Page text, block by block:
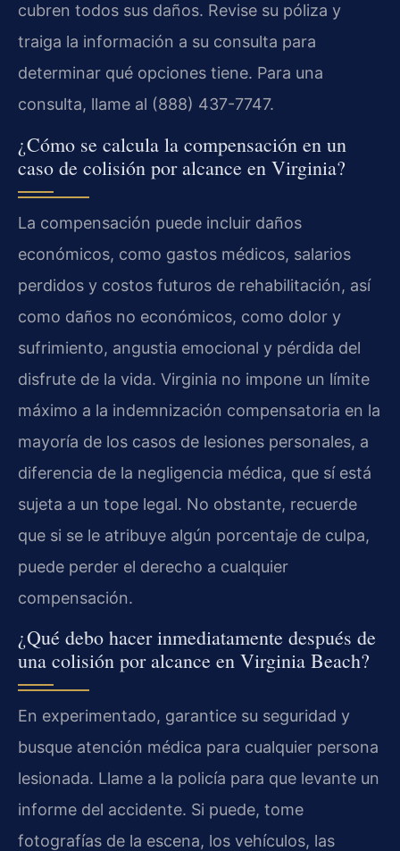
cubren todos sus daños. Revise su póliza y
traiga la información a su consulta para
determinar qué opciones tiene. Para una
consulta, llame al (888) 437-7747.
¿Cómo se calcula la compensación en un
caso de colisión por alcance en Virginia?
La compensación puede incluir daños
económicos, como gastos médicos, salarios
perdidos y costos futuros de rehabilitación, así
como daños no económicos, como dolor y
sufrimiento, angustia emocional y pérdida del
disfrute de la vida. Virginia no impone un límite
máximo a la indemnización compensatoria en la
mayoría de los casos de lesiones personales, a
diferencia de la negligencia médica, que sí está
sujeta a un tope legal. No obstante, recuerde
que si se le atribuye algún porcentaje de culpa,
puede perder el derecho a cualquier
compensación.
¿Qué debo hacer inmediatamente después de
una colisión por alcance en Virginia Beach?
En experimentado, garantice su seguridad y
busque atención médica para cualquier persona
lesionada. Llame a la policía para que levante un
informe del accidente. Si puede, tome
fotografías de la escena, los vehículos, las